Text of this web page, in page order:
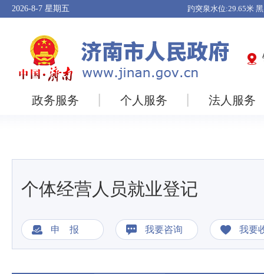
2026-8-7 星期五
政务服务 个人服务 法人服务
个体经营人员就业登记
申 报 我要咨询 我要